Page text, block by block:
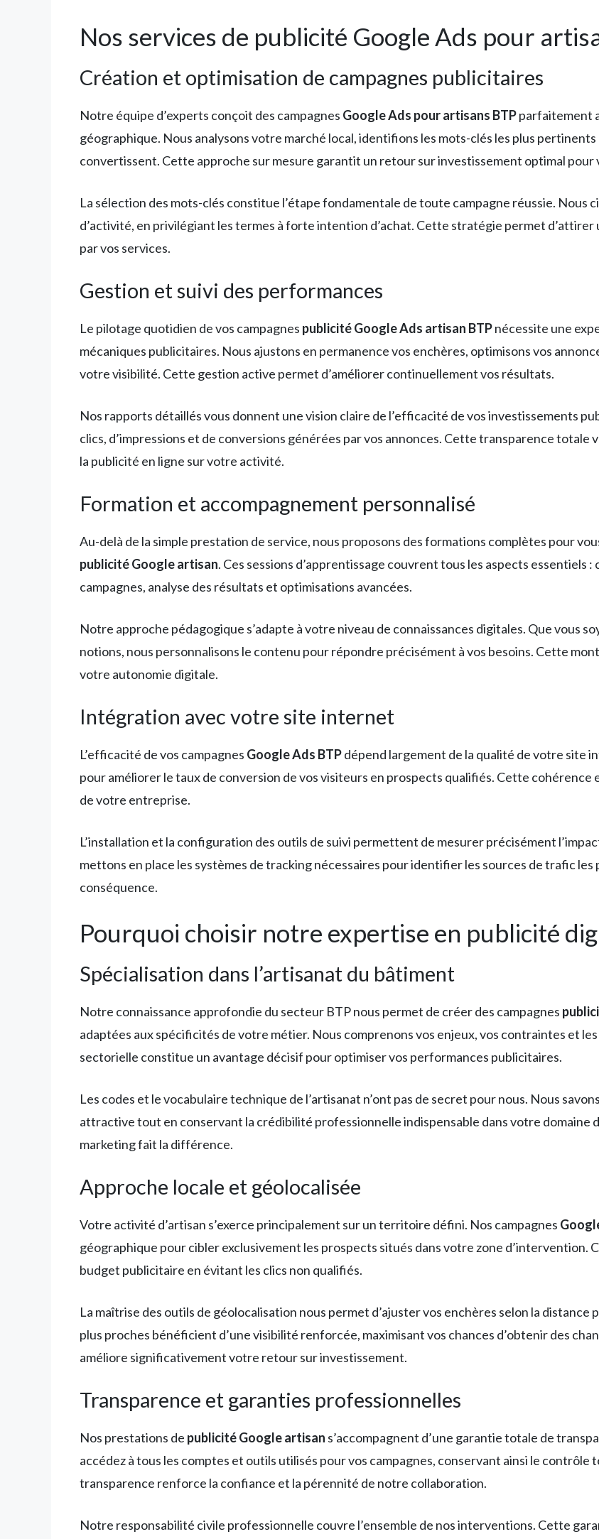
Nos services de publicité Google Ads pour
Création et optimisation de campagnes publicitaires
Notre équipe d’experts conçoit des campagnes Google Ads pour artisans BTPparfaitement
géographique. Nous analysons votre marché local, identifions les mots-clés les plus
convertissent. Cette approche sur mesure garantit un retour sur investissement optimal
La sélection des mots-clés constitue l’étape fondamentale de toute campagne réussie. Nous
d’activité, en privilégiant les termes à forte intention d’achat. Cette stratégie permet
par vos services.
Gestion et suivi des performances
Le pilotage quotidien de vos campagnes publicité Google Ads artisan BTPnécessite une
mécaniques publicitaires. Nous ajustons en permanence vos enchères, optimisons vos
votre visibilité. Cette gestion active permet d’améliorer continuellement vos résultats.
Nos rapports détaillés vous donnent une vision claire de l’efficacité de vos investissements
clics, d’impressions et de conversions générées par vos annonces. Cette transparence
la publicité en ligne sur votre activité.
Formation et accompagnement personnalisé
Au-delà de la simple prestation de service, nous proposons des formations complètes pour
publicité Google artisan. Ces sessions d’apprentissage couvrent tous les aspects essentiels
campagnes, analyse des résultats et optimisations avancées.
Notre approche pédagogique s’adapte à votre niveau de connaissances digitales. Que vous
notions, nous personnalisons le contenu pour répondre précisément à vos besoins. Cette
votre autonomie digitale.
Intégration avec votre site internet
L’efficacité de vos campagnes Google Ads BTPdépend largement de la qualité de votre site
pour améliorer le taux de conversion de vos visiteurs en prospects qualifiés. Cette
de votre entreprise.
L’installation et la configuration des outils de suivi permettent de mesurer précisément
mettons en place les systèmes de tracking nécessaires pour identifier les sources de trafic
conséquence.
Pourquoi choisir notre expertise en publicité
Spécialisation dans l’artisanat du bâtiment
Notre connaissance approfondie du secteur BTP nous permet de créer des campagnes
adaptées aux spécificités de votre métier. Nous comprenons vos enjeux, vos contraintes et
sectorielle constitue un avantage décisif pour optimiser vos performances publicitaires.
Les codes et le vocabulaire technique de l’artisanat n’ont pas de secret pour nous. Nous
attractive tout en conservant la crédibilité professionnelle indispensable dans votre domaine
marketing fait la différence.
Approche locale et géolocalisée
Votre activité d’artisan s’exerce principalement sur un territoire défini. Nos campagnes
géographique pour cibler exclusivement les prospects situés dans votre zone
budget publicitaire en évitant les clics non qualifiés.
La maîtrise des outils de géolocalisation nous permet d’ajuster vos enchères selon la
plus proches bénéficient d’une visibilité renforcée, maximisant vos chances d’obtenir des
améliore significativement votre retour sur investissement.
Transparence et garanties professionnelles
Nos prestations de publicité Google artisan s’accompagnent d’une garantie totale de
accédez à tous les comptes et outils utilisés pour vos campagnes, conservant ainsi le
transparence renforce la confiance et la pérennité de notre collaboration.
Notre responsabilité civile professionnelle couvre l’ensemble de nos interventions. Cette